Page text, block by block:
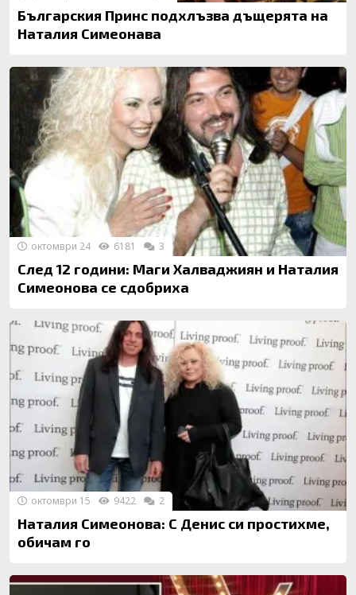
Българския Принс подхлъзва дъщерята на
Наталия Симеонава
След 12 години: Маги Халваджиян и Наталия
Симеонова се сдобриха
октомври 24 6181 3
Наталия Симеонова: С Денис си простихме,
обичам го
октомври 15 9422 2